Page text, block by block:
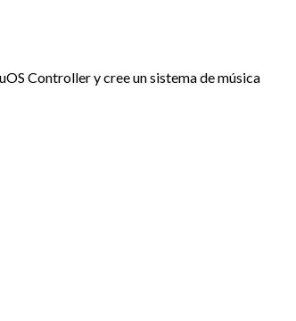
Controller y cree un sistema de música